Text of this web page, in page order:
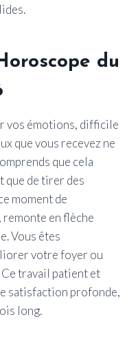
du
vos émotions, difficile
que vous recevez ne
que cela
que de tirer des
moment de
en flèche
Vous êtes
votre foyer ou
travail patient et
satisfaction profonde,
long.